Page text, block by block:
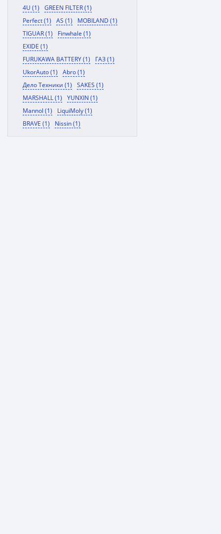
4U (1)
GREEN FILTER (1)
Perfect (1)
AS (1)
MOBILAND (1)
TIGUAR (1)
Finwhale (1)
EXIDE (1)
FURUKAWA BATTERY (1)
ГАЗ (1)
UkorAuto (1)
Abro (1)
Дело Техники (1)
SAKES (1)
MARSHALL (1)
YUNXIN (1)
Mannol (1)
LiquiMoly (1)
BRAVE (1)
Nissin (1)